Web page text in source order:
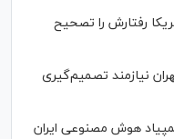
رفتارش را تصحیح
نیازمند تصمیم‌گیری
هوش مصنوعی ایران